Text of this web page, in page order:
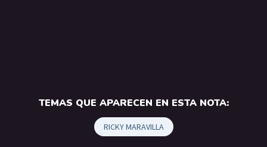
TEMAS QUE APARECEN EN ESTA NOTA:
RICKY MARAVILLA